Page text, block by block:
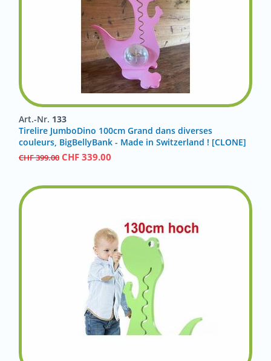
Art.-Nr. 133
Tirelire JumboDino 100cm Grand dans diverses
couleurs, BigBellyBank - Made in Switzerland ! [CLONE]
CHF399.00 CHF 339.00